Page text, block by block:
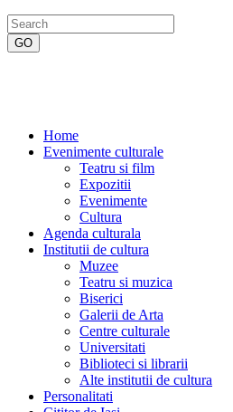
Home
Evenimente culturale
Teatru si film
Expozitii
Evenimente
Cultura
Agenda culturala
Institutii de cultura
Muzee
Teatru si muzica
Biserici
Galerii de Arta
Centre culturale
Universitati
Biblioteci si librarii
Alte institutii de cultura
Personalitati